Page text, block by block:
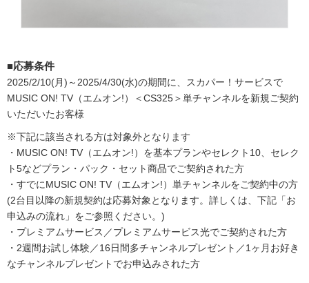
■応募条件
2025/2/10(月)～2025/4/30(水)の期間に、スカパー！サービスで
MUSIC ON! TV（エムオン!）＜CS325＞単チャンネルを新規ご契約
いただいたお客様
※下記に該当される方は対象外となります
・MUSIC ON! TV（エムオン!）を基本プランやセレクト10、セレク
ト5などプラン・パック・セット商品でご契約された方
・すでにMUSIC ON! TV（エムオン!）単チャンネルをご契約中の方
(2台目以降の新規契約は応募対象となります。詳しくは、下記「お
申込みの流れ」をご参照ください。)
・プレミアムサービス／プレミアムサービス光でご契約された方
・2週間お試し体験／16日間多チャンネルプレゼント／1ヶ月お好き
なチャンネルプレゼントでお申込みされた方